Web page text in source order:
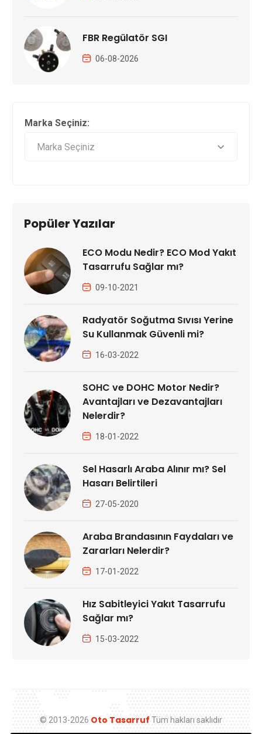
FBR Regülatör SGI
06-08-2026
Marka Seçiniz:
Popüler Yazılar
ECO Modu Nedir? ECO Mod Yakıt
Tasarrufu Sağlar mı?
09-10-2021
Radyatör Soğutma Sıvısı Yerine
Su Kullanmak Güvenli mi?
16-03-2022
SOHC ve DOHC Motor Nedir?
Avantajları ve Dezavantajları
Nelerdir?
18-01-2022
Sel Hasarlı Araba Alınır mı? Sel
Hasarı Belirtileri
27-05-2020
Araba Brandasının Faydaları ve
Zararları Nelerdir?
17-01-2022
Hız Sabitleyici Yakıt Tasarrufu
Sağlar mı?
15-03-2022
© 2013-2026 Oto Tasarruf Tüm hakları saklıdır